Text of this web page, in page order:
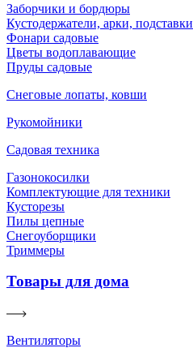
Заборчики и бордюры
Кустодержатели, арки, подставки
Фонари садовые
Цветы водоплавающие
Пруды садовые
Снеговые лопаты, ковши
Рукомойники
Садовая техника
Газонокосилки
Комплектующие для техники
Кусторезы
Пилы цепные
Снегоуборщики
Триммеры
Товары для дома
Вентиляторы